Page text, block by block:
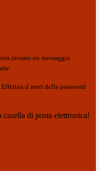
inviato un messaggio
il reset della password
di posta elettronica!